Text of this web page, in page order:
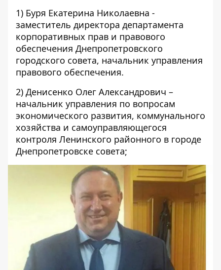
1) Буря Екатерина Николаевна -
заместитель директора департамента
корпоративных прав и правового
обеспечения Днепропетровского
городского совета, начальник управления
правового обеспечения.
2) Денисенко Олег Александрович –
начальник управления по вопросам
экономического развития, коммунального
хозяйства и самоуправляющегося
контроля Ленинского районного в городе
Днепропетровске совета;